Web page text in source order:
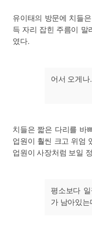
유이태의 방문에 치들
득 자리 잡힌 주름이 말
였다.
어서 오게나
치들은 짧은 다리를 바
업원이 훨씬 크고 위엄
업원이 사장처럼 보일
평소보다
가 남아있는